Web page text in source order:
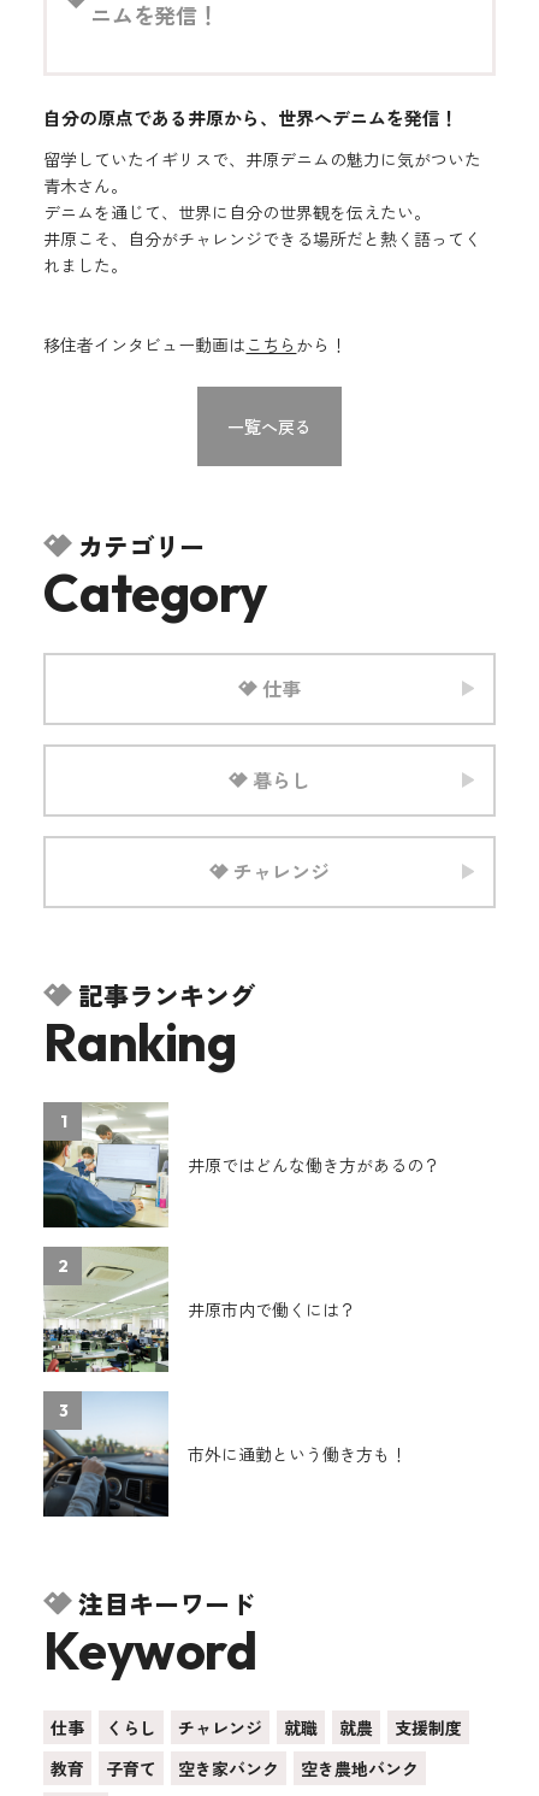
ニムを発信！
自分の原点である井原から、世界へデニムを発信！
留学していたイギリスで、井原デニムの魅力に気がついた
青木さん。
デニムを通じて、世界に自分の世界観を伝えたい。
井原こそ、自分がチャレンジできる場所だと熱く語ってく
れました。
移住者インタビュー動画は こちら から！
一覧へ戻る
カテゴリー
Category
仕事
暮らし
チャレンジ
記事ランキング
Ranking
1
井原ではどんな働き方があるの？
2
井原市内で働くには？
3
市外に通勤という働き方も！
注目キーワード
Keyword
仕事 くらし チャレンジ 就職 就農
支援制度
教育
子育て 空き家バンク 空き農地バンク